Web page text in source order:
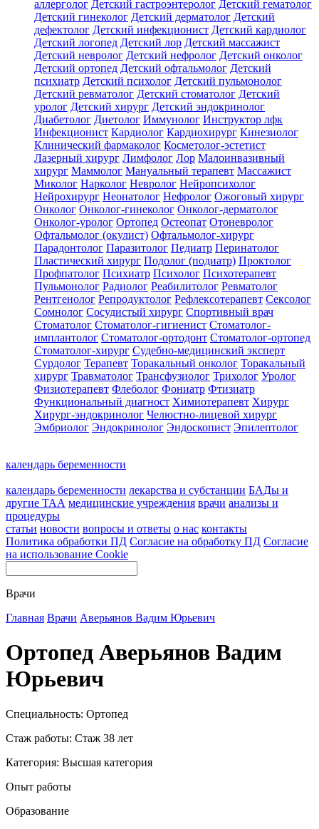
аллерголог Детский гастроэнтеролог Детский гематолог
Детский гинеколог Детский дерматолог Детский
дефектолог Детский инфекционист Детский кардиолог
Детский логопед Детский лор Детский массажист
Детский невролог Детский нефролог Детский онколог
Детский ортопед Детский офтальмолог Детский
психиатр Детский психолог Детский пульмонолог
Детский ревматолог Детский стоматолог Детский
уролог Детский хирург Детский эндокринолог
Диабетолог Диетолог Иммунолог Инструктор лфк
Инфекционист Кардиолог Кардиохирург Кинезиолог
Клинический фармаколог Косметолог-эстетист
Лазерный хирург Лимфолог Лор Малоинвазивный
хирург Маммолог Мануальный терапевт Массажист
Миколог Нарколог Невролог Нейропсихолог
Нейрохирург Неонатолог Нефролог Ожоговый хирург
Онколог Онколог-гинеколог Онколог-дерматолог
Онколог-уролог Ортопед Остеопат Отоневролог
Офтальмолог (окулист) Офтальмолог-хирург
Парадонтолог Паразитолог Педиатр Перинатолог
Пластический хирург Подолог (подиатр) Проктолог
Профпатолог Психиатр Психолог Психотерапевт
Пульмонолог Радиолог Реабилитолог Ревматолог
Рентгенолог Репродуктолог Рефлексотерапевт Сексолог
Сомнолог Сосудистый хирург Спортивный врач
Стоматолог Стоматолог-гигиенист Стоматолог-
имплантолог Стоматолог-ортодонт Стоматолог-ортопед
Стоматолог-хирург Судебно-медицинский эксперт
Сурдолог Терапевт Торакальный онколог Торакальный
хирург Травматолог Трансфузиолог Трихолог Уролог
Физиотерапевт Флеболог Фониатр Фтизиатр
Функциональный диагност Химиотерапевт Хирург
Хирург-эндокринолог Челюстно-лицевой хирург
Эмбриолог Эндокринолог Эндоскопист Эпилептолог
календарь беременности
календарь беременности лекарства и субстанции БАДы и
другие ТАА медицинские учреждения врачи анализы и
процедуры
статьи новости вопросы и ответы о нас контакты
Политика обработки ПД Согласие на обработку ПД Согласие
на использование Cookie
Врачи
Главная Врачи Аверьянов Вадим Юрьевич
Ортопед Аверьянов Вадим
Юрьевич
Специальность: Ортопед
Стаж работы: Стаж 38 лет
Категория: Высшая категория
Опыт работы
Образование